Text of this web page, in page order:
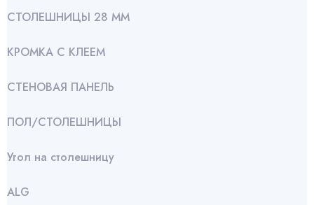
СТОЛЕШНИЦЫ 28 ММ
КРОМКА С КЛЕЕМ
СТЕНОВАЯ ПАНЕЛЬ
ПОЛ/СТОЛЕШНИЦЫ
Угол на столешницу
АLG